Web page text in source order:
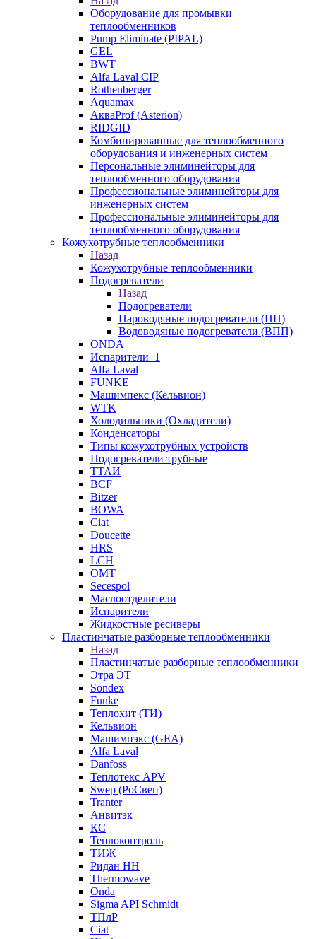
Оборудование для промывки
теплообменников
Pump Eliminate (PIPAL)
GEL
BWT
Alfa Laval CIP
Rothenberger
Aquamax
АкваProf (Asterion)
RIDGID
Комбинированные для теплообменного
оборудования и инженерных систем
Персональные элиминейторы для
теплообменного оборудования
Профессиональные элиминейторы для
инженерных систем
Профессиональные элиминейторы для
теплообменного оборудования
Кожухотрубные теплообменники
Назад
Кожухотрубные теплообменники
Подогреватели
Назад
Подогреватели
Пароводяные подогреватели (ПП)
Водоводяные подогреватели (ВПП)
ONDA
Испарители_1
Alfa Laval
FUNKE
Машимпекс (Кельвион)
WTK
Холодильники (Охладители)
Конденсаторы
Типы кожухотрубных устройств
Подогреватели трубные
ТТАИ
BCF
Bitzer
BOWA
Ciat
Doucette
HRS
LCH
OMT
Secespol
Маслоотделители
Испарители
Жидкостные ресиверы
Пластинчатые разборные теплообменники
Назад
Пластинчатые разборные теплообменники
Этра ЭТ
Sondex
Funke
Теплохит (ТИ)
Кельвион
Машимпэкс (GEA)
Alfa Laval
Danfoss
Теплотекс APV
Swep (РоСвеп)
Tranter
Анвитэк
КС
Теплоконтроль
ТИЖ
Ридан НН
Thermowave
Onda
Sigma API Schmidt
ТПлР
Ciat